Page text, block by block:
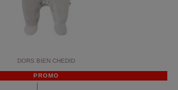
DORS BIEN CHEDID
PROMO